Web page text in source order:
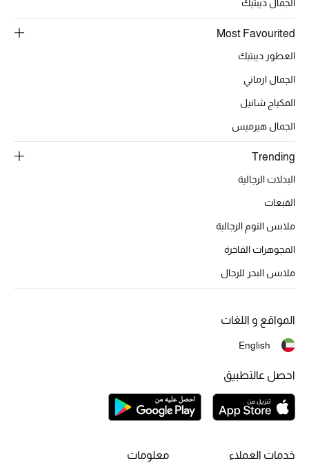
الجمال ديبتيك
Most Favourited
العطور ديبتيك
الجمال ارماني
المكياج شانيل
الجمال هيرميس
Trending
البدلات الرجالية
القبعات
ملابس النوم الرجالية
المجوهرات الفاخرة
ملابس البحر للرجال
خدمات العملاء معلومات
المواقع و اللغات
English
احصل عالتطبيق